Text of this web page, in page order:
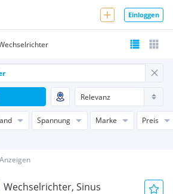
Einloggen
Spannung Marke
Preis
Wechselrichter, Sinus